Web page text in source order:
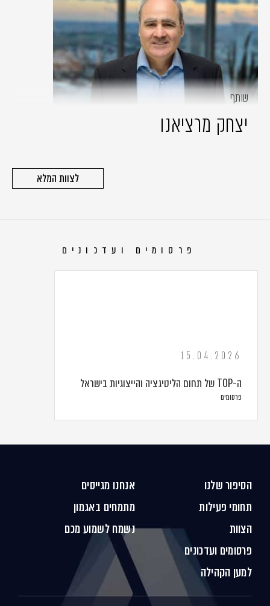
שותף
יצחק מרציאנו
לצוות המלא
פרסומים ועדכונים
15.04.2026
ה-TOP של תחום הליטיגציה והייצוגיות בישראל
פרסומים
הסיפור שלנו
תחומי פעילות
הצוות
פרסומים ועדכונים
למען הקהילה
אנחנו מגייסים
מתמחים באגמון
נשמח לשמוע מכם